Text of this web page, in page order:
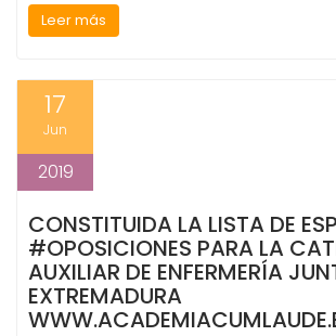
Leer más
17
Jun
2019
CONSTITUIDA LA LISTA DE
#OPOSICIONES PARA LA
AUXILIAR DE ENFERMERÍA
EXTREMADURA